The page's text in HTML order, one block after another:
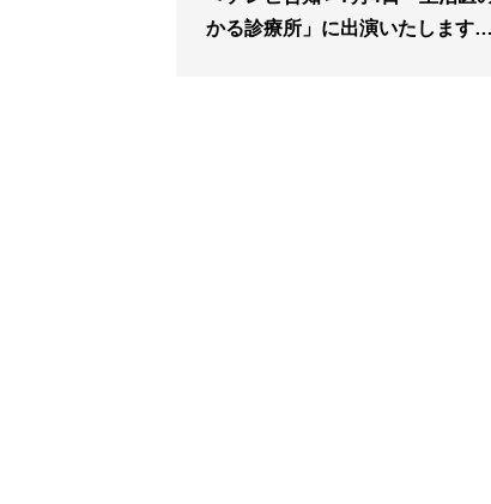
かる診療所」に出演いたします…